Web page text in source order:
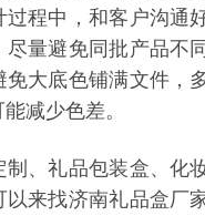
程中，和客户沟通
尽量避免同批产品不
免大底色铺满文件，
减少色差。
制、礼品包装盒、化
以来找济南礼品盒厂